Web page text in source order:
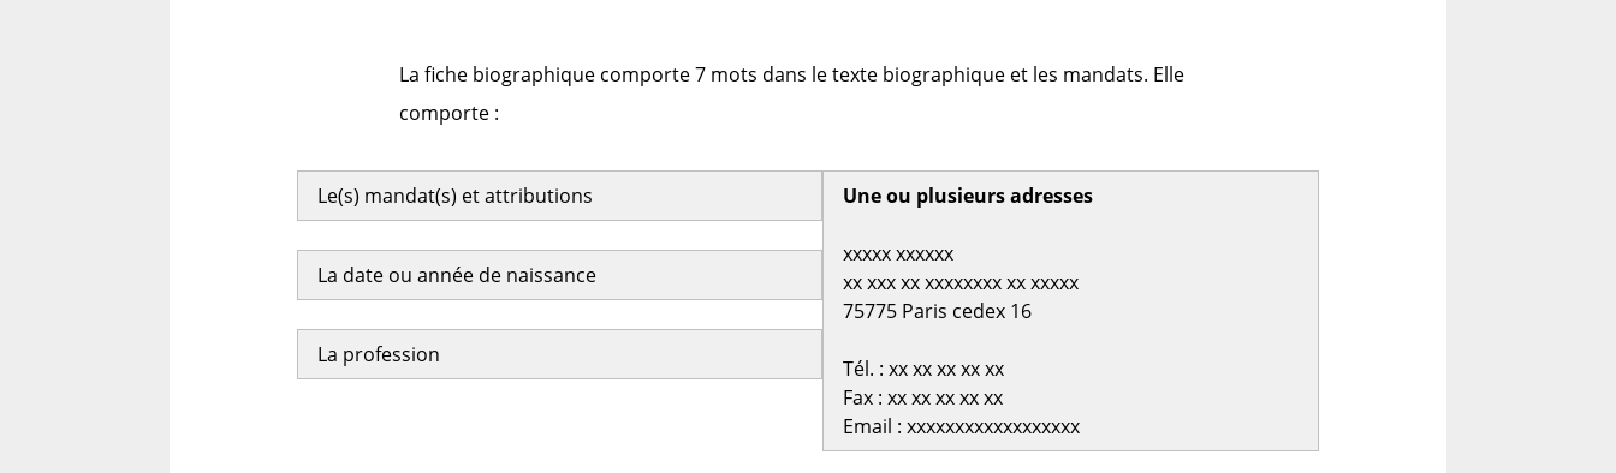
La fiche biographique comporte 7 mots dans le texte biographique et les mandats. Elle
comporte :
Le(s) mandat(s) et attributions
La date ou année de naissance
La profession
Une ou plusieurs adresses
xxxxx xxxxxx
xx xxx xx xxxxxxxx xx xxxxx
75775 Paris cedex 16
Tél. : xx xx xx xx xx
Fax : xx xx xx xx xx
Email : xxxxxxxxxxxxxxxxxx